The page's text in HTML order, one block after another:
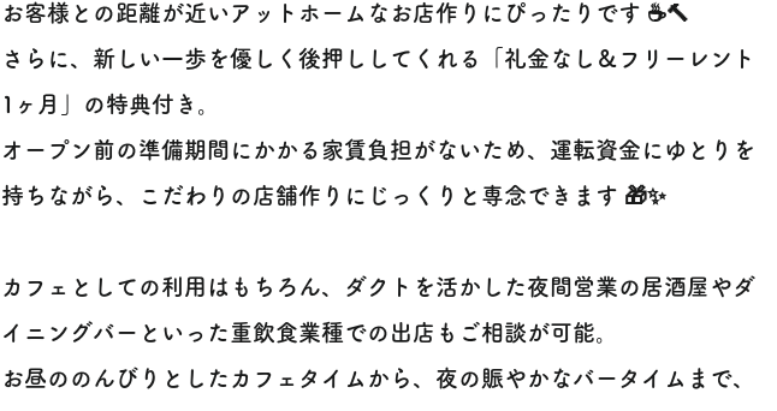
お客様との距離が近いアットホームなお店作りにぴったりです ☕️🔨
さらに、新しい一歩を優しく後押ししてくれる「礼金なし＆フリーレント
1ヶ月」の特典付き。
オープン前の準備期間にかかる家賃負担がないため、運転資金にゆとりを
持ちながら、こだわりの店舗作りにじっくりと専念できます 🎁✨
カフェとしての利用はもちろん、ダクトを活かした夜間営業の居酒屋やダ
イニングバーといった重飲食業種での出店もご相談が可能。
お昼ののんびりとしたカフェタイムから、夜の賑やかなバータイムまで、